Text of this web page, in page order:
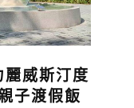
麗威斯汀度
子渡假飯